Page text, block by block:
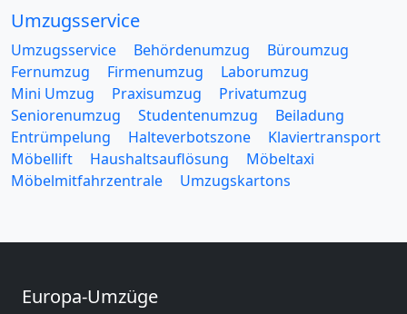
Umzugsservice
Umzugsservice Behördenumzug
Büroumzug
Fernumzug
Firmenumzug
Laborumzug
Mini Umzug
Praxisumzug
Privatumzug
Seniorenumzug
Studentenumzug
Beiladung
Entrümpelung
Halteverbotszone
Klaviertransport
Möbellift
Haushaltsauflösung
Möbeltaxi
Möbelmitfahrzentrale
Umzugskartons
Europa-Umzüge